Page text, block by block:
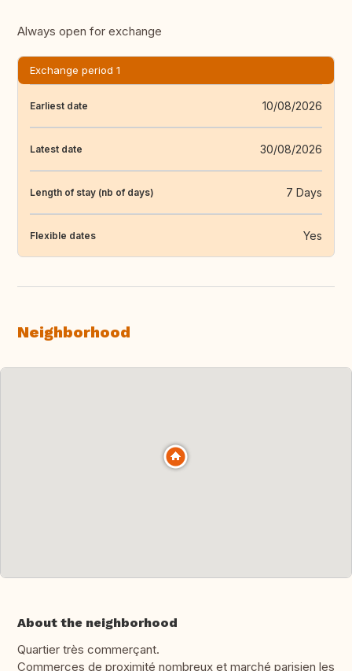
Always open for exchange
Exchange period 1
Earliest date 10/08/2026
Latest date 30/08/2026
Length of stay (nb of days) 7 Days
Flexible dates Yes
Neighborhood
About the neighborhood
Quartier très commerçant.
Commerces de proximité nombreux et marché parisien les